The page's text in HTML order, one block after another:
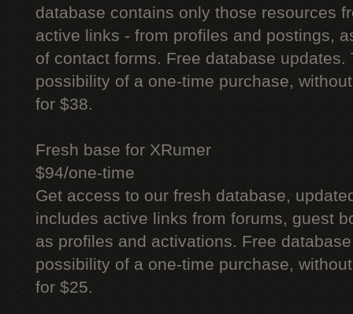
database contains only those resources
active links - from profiles and postings,
of contact forms. Free database updates.
possibility of a one-time purchase,
for $38.
Fresh base for XRumer
$94/one-time
Get access to our fresh database,
includes active links from forums, guest
as profiles and activations. Free
possibility of a one-time purchase,
for $25.